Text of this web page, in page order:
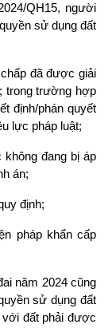
QH15, người
sử dụng đất
đã được giải
trong trường hợp
định/phán quyết
lực pháp luật;
không đang bị áp
án;
định;
pháp khẩn cấp
năm 2024 cũng
sử dụng đất
với đất phải được